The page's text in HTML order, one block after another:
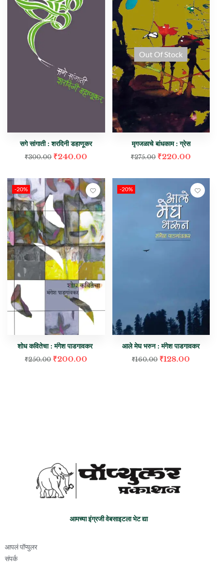
सगे सांगाती : शरदिनी डहाणूकर
₹300.00 ₹240.00
Out Of Stock
मृगजळाचे बांधकाम : ग्रेस
₹275.00 ₹220.00
-20%
शोध कवितेचा : मंगेश पाडगावकर
₹250.00 ₹200.00
-20%
आले मेघ भरुन : मंगेश पाडगावकर
₹160.00 ₹128.00
आमच्या इंग्रजी वेबसाइटला भेट द्या
आपलं पॉप्युलर
संपर्क